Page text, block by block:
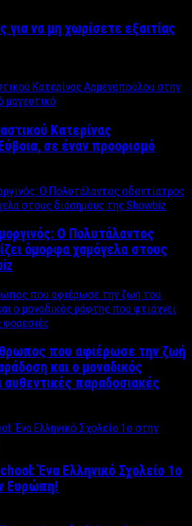
για να μη χωρίσετε εξαιτίας
Κατερίνας
σε έναν προορισμό
O Πολυτάλαντος
όμορφα χαμόγελα στους
που αφιέρωσε την ζωή
και ο μοναδικός
παραδοσιακές
Ένα Ελληνικό Σχολείo 1ο
Ευρώπη!